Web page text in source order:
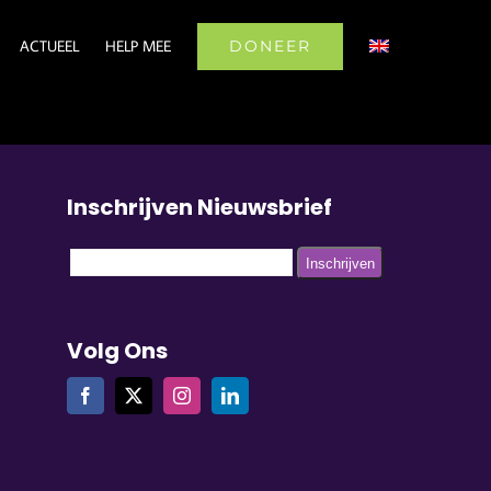
ACTUEEL HELP MEE DONEER
Inschrijven Nieuwsbrief
Volg Ons